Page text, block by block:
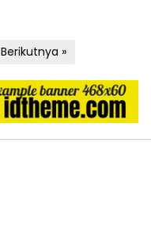
Berikutnya »